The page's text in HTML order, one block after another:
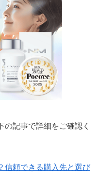
の記事で詳細をご確認く
信頼できる購入先と選び